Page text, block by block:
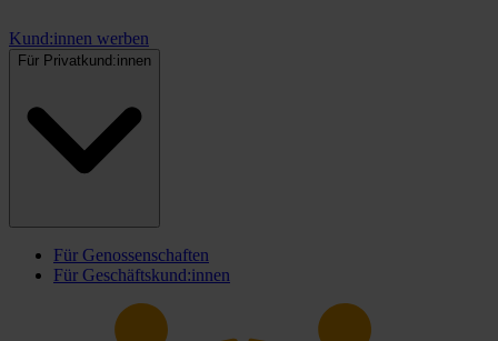
Kund:innen werben
Für Privatkund:innen
Für Genossenschaften
Für Geschäftskund:innen